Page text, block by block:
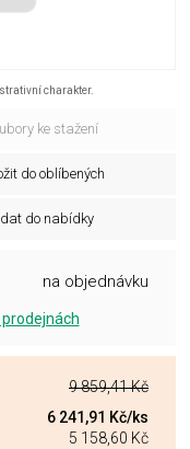
charakter.
ke stažení
do oblíbených
do nabídky
na objednávku
9 859,41 Kč
6 241,91 Kč/ks
5 158,60 Kč